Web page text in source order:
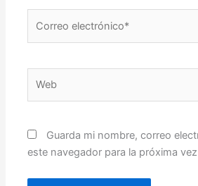
electrónico*
Guarda mi nombre, correo
este navegador para la próxima